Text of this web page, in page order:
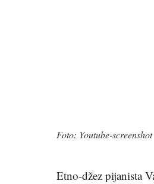
Foto: Youtube-screenshot
Etno-džez pijanista